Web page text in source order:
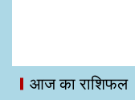
आज का राशिफल